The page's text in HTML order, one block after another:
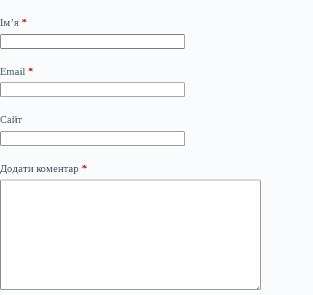
Ім’я *
Email *
Сайт
Додати коментар *